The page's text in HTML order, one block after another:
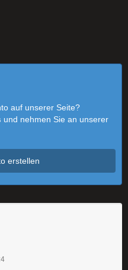
auf unserer Seite?
und nehmen Sie an unserer
erstellen